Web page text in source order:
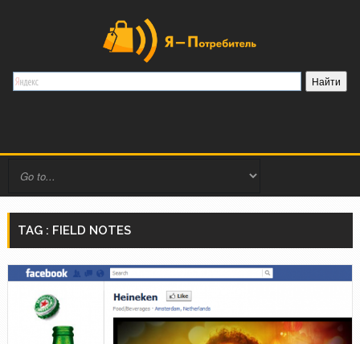
TAG : FIELD NOTES